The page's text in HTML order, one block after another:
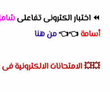
⏪ اختبار الكترونى تفاعلى
أسامة👈
👈من هنا
💥💥الامتحانات الالكترونية